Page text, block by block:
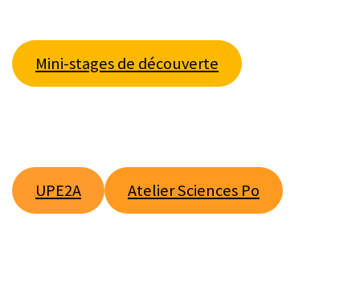
Mini-stages de découverte
UPE2A Atelier Sciences Po